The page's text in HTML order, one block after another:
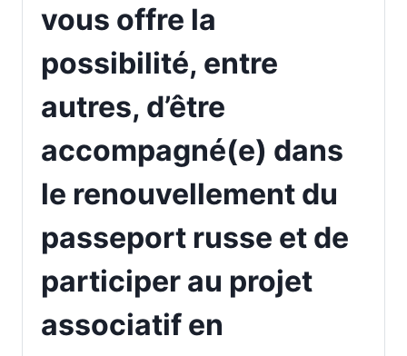
vous offre la
possibilité, entre
autres, d’être
accompagné(e) dans
le renouvellement du
passeport russe et de
participer au projet
associatif en